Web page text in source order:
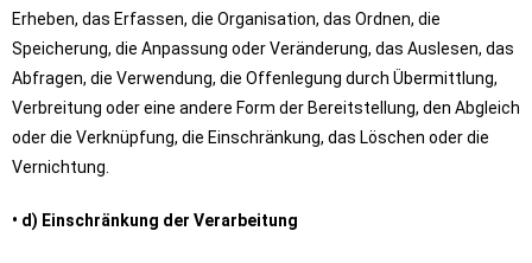
Erheben, das Erfassen, die Organisation, das Ordnen, die
Speicherung, die Anpassung oder Veränderung, das Auslesen, das
Abfragen, die Verwendung, die Offenlegung durch Übermittlung,
Verbreitung oder eine andere Form der Bereitstellung, den Abgleich
oder die Verknüpfung, die Einschränkung, das Löschen oder die
Vernichtung.
• d) Einschränkung der Verarbeitung